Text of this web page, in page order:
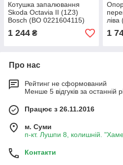
Котушка запалювання
Skoda Octavia II (1Z3)
Bosch (BO 0221604115)
1 244 ₴ 1
Про нас
Рейтинг не сформований
Менше 5 відгуків за останній
Працює з 26.11.2016
м. Суми
п-кт. Лушпи 8, колишній.
Контакти